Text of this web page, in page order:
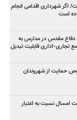
اگر شهرداری اقدامی انجام
است
دوران دفاع مقدس در مدارس به
طبقات زیرزمین ۲۵۳ مجتمع تجاری-اداری قابلیت تبدیل
حمایت از شهروندان
در ۳ ماهه نخست امسال نسبت به اعتبار